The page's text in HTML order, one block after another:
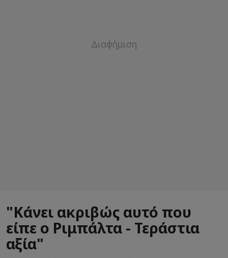
"Κάνει ακριβώς αυτό που
είπε ο Ριμπάλτα - Τεράστια
αξία"